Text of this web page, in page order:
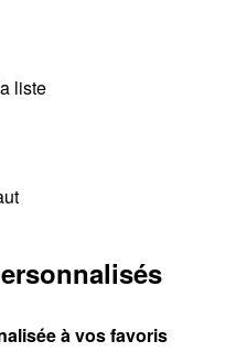
liste
à vos favoris